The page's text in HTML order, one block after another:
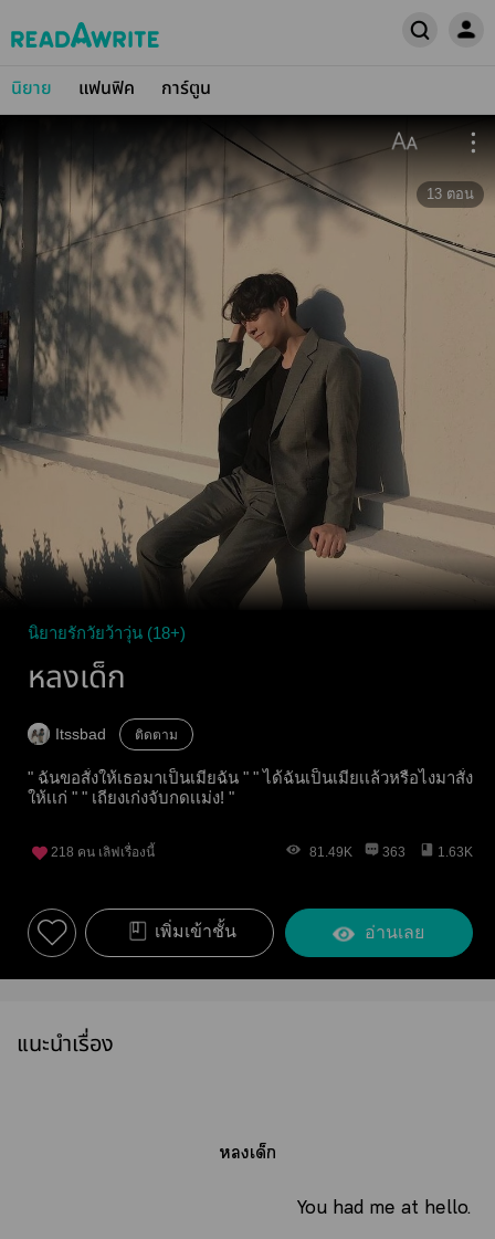
นิยาย แฟนฟิค การ์ตูน
13 ตอน
นิยายรักวัยว้าวุ่น (18+)
หลงเด็ก
Itssbad ติดตาม
" ฉันขอสั่งให้เธอมาเป็นเมียฉัน " " ได้ฉันเป็นเมียเเล้วหรือไงมาสั่ง
ให้เเก่ " " เถียงเก่งจับกดเเม่ง! "
218 คน เลิฟเรื่องนี้ 81.49K 363 1.63K
เพิ่มเข้าชั้น อ่านเลย
แนะนำเรื่อง
เด็ก
You had me at hello.